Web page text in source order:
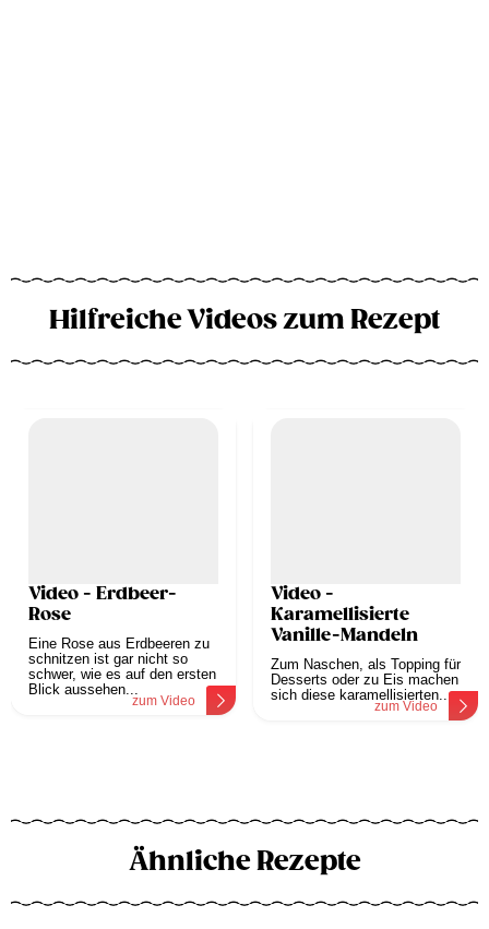
Hilfreiche Videos zum Rezept
Video - Erdbeer-
Rose
Eine Rose aus Erdbeeren zu
schnitzen ist gar nicht so
schwer, wie es auf den ersten
Blick aussehen...
zum Video
Video -
Karamellisierte
Vanille-Mandeln
Zum Naschen, als Topping für
Desserts oder zu Eis machen
sich diese karamellisierten...
zum Video
Ähnliche Rezepte